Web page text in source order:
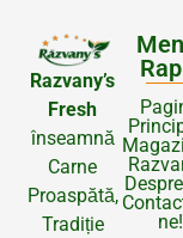
Razvany’s
Fresh
înseamnă
Carne
Proaspătă,
Tradiție
ne!